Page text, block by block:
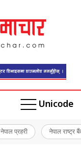
Unicode
नेपाल प्रहरी नेपाल राष्ट्र